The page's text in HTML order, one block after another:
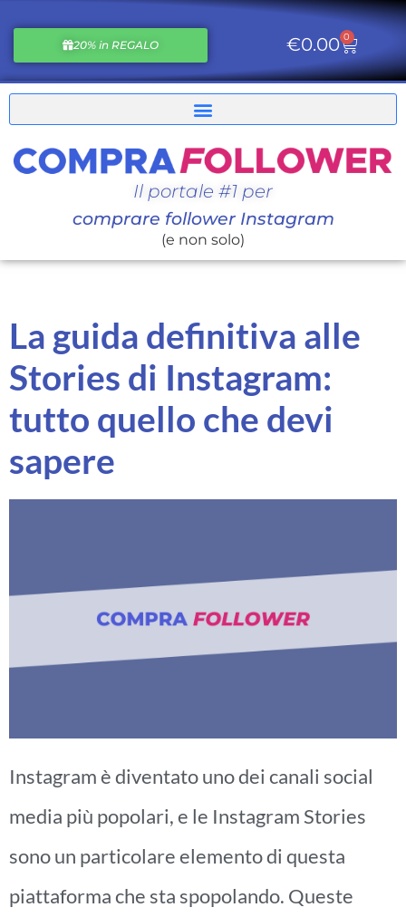
20% in REGALO €0.00 0
Il portale #1 per
comprare follower Instagram
(e non solo)
La guida definitiva alle
Stories di Instagram:
tutto quello che devi
sapere
Instagram è diventato uno dei canali social
media più popolari, e le Instagram Stories
sono un particolare elemento di questa
piattaforma che sta spopolando. Queste